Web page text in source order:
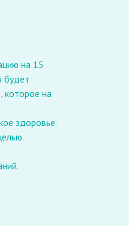
на 15
будет
которое на
здоровье.